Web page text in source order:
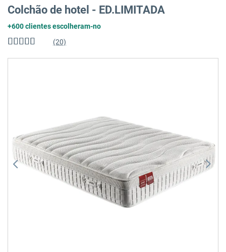
Colchão de hotel - ED.LIMITADA
+600 clientes escolheram-no
Classificação:
of
(20)
imagens